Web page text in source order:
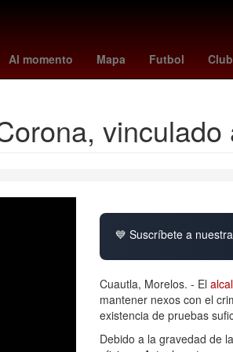
Al momento Mapa Futbol Club
samú costa Zinedine Zidane edad de
💙 Suscríbete a
Cuautla, Morelos. - El
mantener nexos con el
existencia de pruebas
Debido a la gravedad de